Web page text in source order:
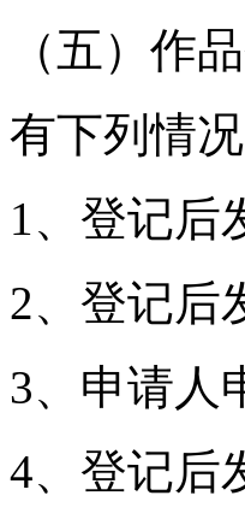
（五）作
有下列情
1、登记后
2、登记后
3、申请人
4、登记后